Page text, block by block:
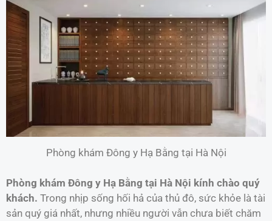
Phòng khám Đông y Hạ Bằng tại Hà Nội
Phòng khám Đông y Hạ Bằng tại Hà Nội kính chào quý
khách. Trong nhịp sống hối hả của thủ đô, sức khỏe là tài
sản quý giá nhất, nhưng nhiều người vẫn chưa biết chăm